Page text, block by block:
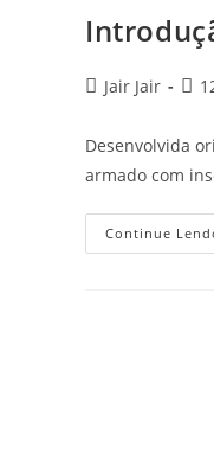
Jair Jair
Desenvolvida
armado com
Continue